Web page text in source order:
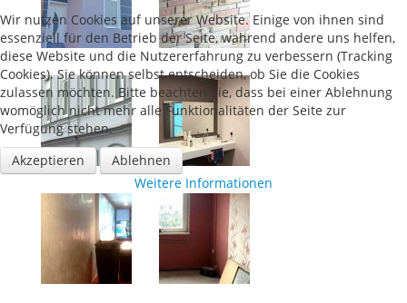
Wir nutzen Cookies auf unserer Website. Einige von ihnen sind
essenziell für den Betrieb der Seite, während andere uns helfen,
diese Website und die Nutzererfahrung zu verbessern (Tracking
Cookies). Sie können selbst entscheiden, ob Sie die Cookies
zulassen möchten. Bitte beachten Sie, dass bei einer Ablehnung
womöglich nicht mehr alle Funktionalitäten der Seite zur
Verfügung stehen.
Akzeptieren
Ablehnen
Weitere Informationen